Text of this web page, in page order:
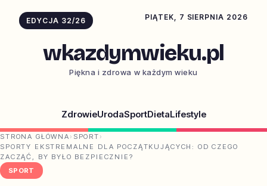
EDYCJA 32/26 PIĄTEK, 7 SIERPNIA 2026
wkazdymwieku.pl
Piękna i zdrowa w każdym wieku
ZdrowieUrodaSportDietaLifestyle
STRONA GŁÓWNA › SPORT ›
SPORTY EKSTREMALNE DLA POCZĄTKUJĄCYCH: OD CZEGO
ZACZĄĆ, BY BYŁO BEZPIECZNIE?
SPORT